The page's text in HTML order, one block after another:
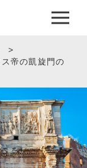
>
帝の凱旋門の